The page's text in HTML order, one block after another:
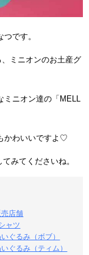
です。
ミニオンのお土産グ
ミニオン達の「MELL
かわいいですよ♡
みてくださいね。
店舗
ャツ
ぐるみ（ボブ）
ぐるみ（ティム）